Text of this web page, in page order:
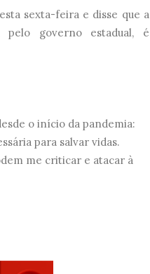
sexta-feira e disse que a
pelo governo estadual, é
o início da pandemia:
para salvar vidas.
me criticar e atacar à